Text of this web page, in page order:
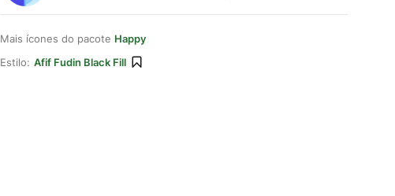
Mais ícones do pacote Happy
Estilo: Afif Fudin Black Fill